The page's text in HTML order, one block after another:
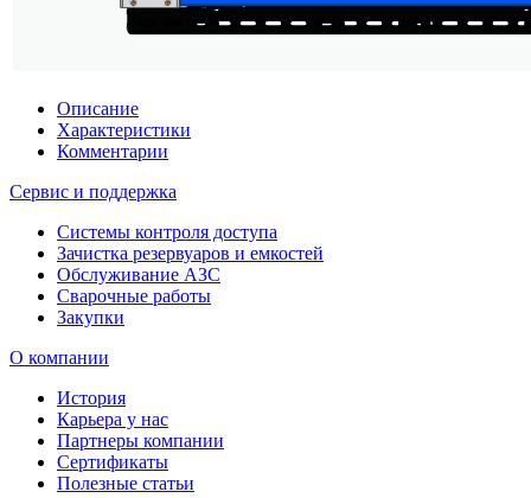
Описание
Характеристики
Комментарии
Сервис и поддержка
Системы контроля доступа
Зачистка резервуаров и емкостей
Обслуживание АЗС
Сварочные работы
Закупки
О компании
История
Карьера у нас
Партнеры компании
Сертификаты
Полезные статьи